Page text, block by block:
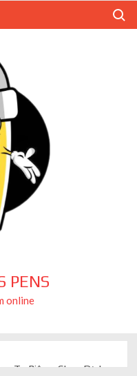
PENS
online
Ty Riêng: Chọn Dịch